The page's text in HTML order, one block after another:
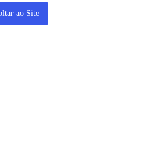
ao Site